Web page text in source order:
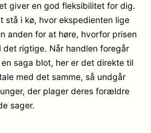
giver en god fleksibilitet for dig.
stå i kø, hvor ekspedienten lige
anden for at høre, hvorfor prisen
det rigtige. Når handlen foregår
saga blot, her er det direkte til
med det samme, så undgår
der plager deres forældre
sager.